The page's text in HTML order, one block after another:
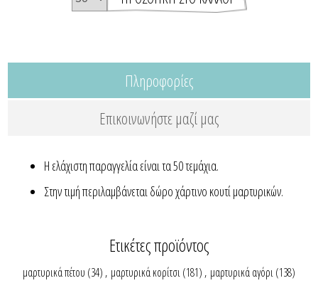
Πληροφορίες
Επικοινωνήστε μαζί μας
Η ελάχιστη παραγγελία είναι τα 50 τεμάχια.
Στην τιμή περιλαμβάνεται δώρο χάρτινο κουτί μαρτυρικών.
Ετικέτες προϊόντος
μαρτυρικά πέτου (34) , μαρτυρικά κορίτσι(181) , μαρτυρικά αγόρι(138)